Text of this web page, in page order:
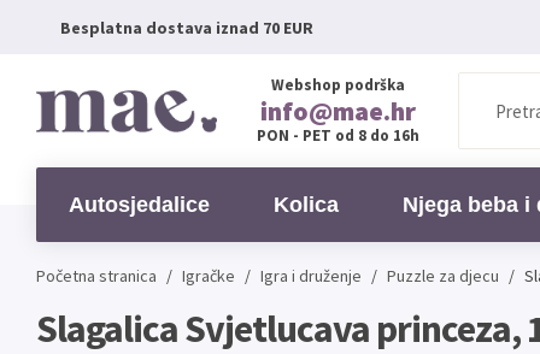
Besplatna dostava iznad 70 EUR
Webshop podrška
info@mae.hr
PON - PET od 8 do 16h
Autosjedalice Kolica Njega beba i
Početna stranica / Igračke / Igra i druženje / Puzzle za djecu /
Slagalica Svjetlucava princeza,